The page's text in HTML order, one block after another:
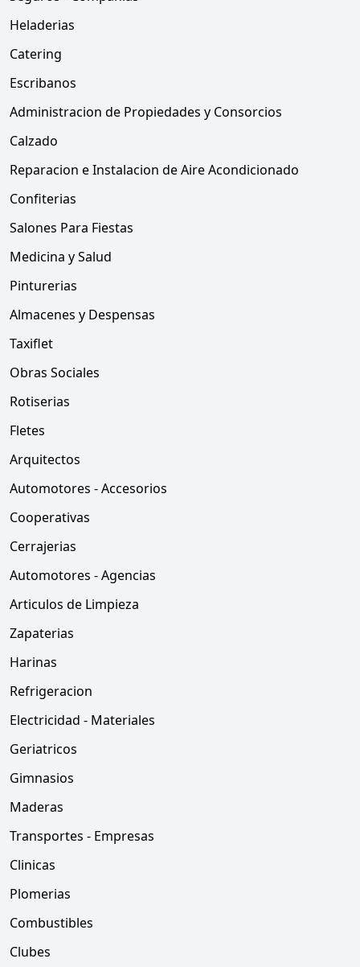
Heladerias
Catering
Escribanos
Administracion de Propiedades y Consorcios
Calzado
Reparacion e Instalacion de Aire Acondicionado
Confiterias
Salones Para Fiestas
Medicina y Salud
Pinturerias
Almacenes y Despensas
Taxiflet
Obras Sociales
Rotiserias
Fletes
Arquitectos
Automotores - Accesorios
Cooperativas
Cerrajerias
Automotores - Agencias
Articulos de Limpieza
Zapaterias
Harinas
Refrigeracion
Electricidad - Materiales
Geriatricos
Gimnasios
Maderas
Transportes - Empresas
Clinicas
Plomerias
Combustibles
Clubes